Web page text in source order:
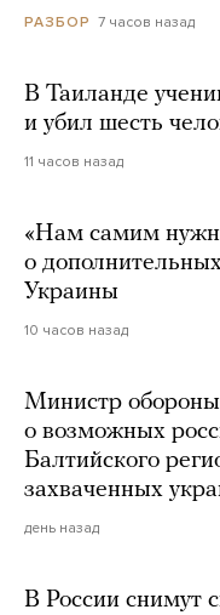
РАЗБОР 7 часов назад
В Таиланде
и убил шесть
11 часов назад
«Нам самим
о
Украины
10 часов назад
Министр
о возможных
Балтийского
захваченных
день назад
В России снимут